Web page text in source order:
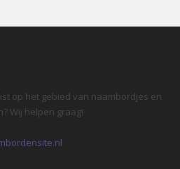
op het gebied van naambordjes en
Wij helpen graag!